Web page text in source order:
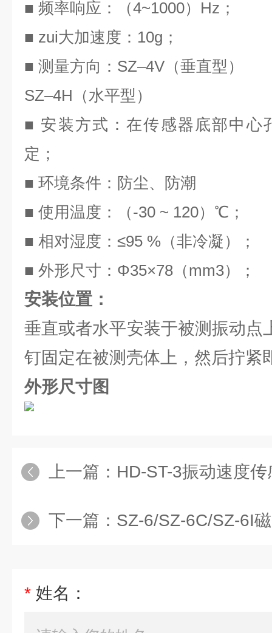
■ 频率响应：（4~1000）Hz；
■ zui大加速度：10g；
■ 测量方向：SZ–4V（垂直型）
SZ–4H（水平型）
■ 安装方式：在传感器底部中心
定；
■ 环境条件：防尘、防潮
■ 使用温度：（-30 ~ 120）℃；
■ 相对湿度：≤95 %（非冷凝）；
■ 外形尺寸：Φ35×78（mm3）；
安装位置：
垂直或者水平安装于被测振动点
钉固定在被测壳体上，然后拧紧
外形尺寸图
上一篇： HD-ST-3振动速度传
下一篇： SZ-6/SZ-6C/SZ-6I
* 姓名：